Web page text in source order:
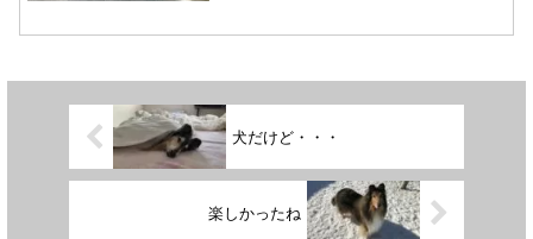
達が誘いに来るので、つい誘いに乗って
犬だけど・・・
楽しかったね